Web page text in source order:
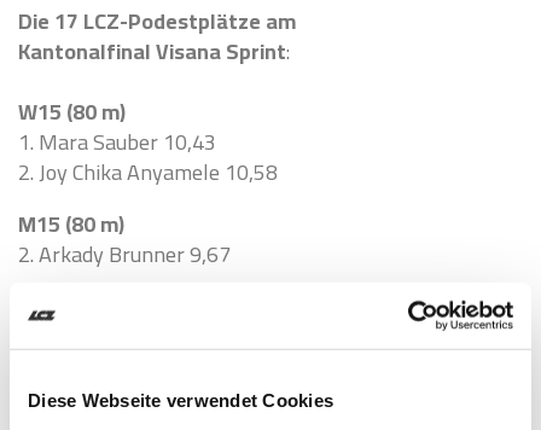
Diese Webseite verwendet Cookies
Die 17 LCZ-Podestplätze am
Kantonalfinal Visana Sprint:
W15 (80 m)
1. Mara Sauber 10,43
2. Joy Chika Anyamele 10,58
M15 (80 m)
2. Arkady Brunner 9,67
W14 (80 m)
M14 (80 m)
1. Adrian Köchler 10,00